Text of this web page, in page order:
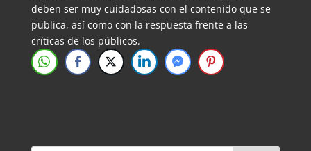
deben ser muy cuidadosas con el contenido que se
publica, así como con la respuesta frente a las
críticas de los públicos.